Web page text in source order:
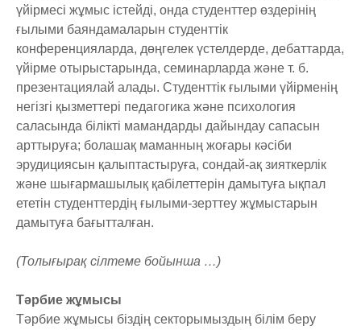
үйірмесі жұмыс істейді, онда студенттер өздерінің
ғылыми баяндамаларын студенттік
конференцияларда, дөңгелек үстелдерде, дебаттарда,
үйірме отырыстарында, семинарларда және т. б.
презентациялай алады. Студенттік ғылыми үйірменің
негізгі қызметтері педагогика және психология
саласында білікті мамандарды дайындау сапасын
арттыруға; болашақ маманның жоғары кәсіби
эрудициясын қалыптастыруға, сондай-ақ зияткерлік
және шығармашылық қабілеттерін дамытуға ықпал
ететін студенттердің ғылыми-зерттеу жұмыстарын
дамытуға бағытталған.
(Толығырақ сілтеме бойынша …)
Тәрбие жұмысы
Тәрбие жұмысы біздің секторымыздың білім беру